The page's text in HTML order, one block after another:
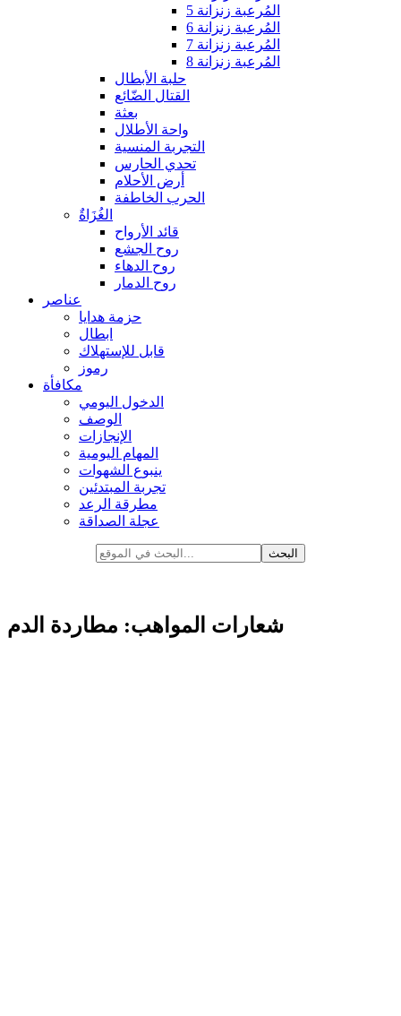
المُرعبة زنزانة 5
المُرعبة زنزانة 6
المُرعبة زنزانة 7
المُرعبة زنزانة 8
حلبة الأبطال
القتال الضّائع
بعثة
واحة الأطلال
التجربة المنسية
تحدي الحارس
أرض الأحلام
الحرب الخاطفة
الغُزَاةٌ
قائد الأرواح
روح الجشع
روح الدهاء
روح الدمار
عناصر
حزمة هدايا
ابطال
قابل للإستهلاك
رموز
مكافأة
الدخول اليومي
الوصف
الإنجازات
المهام اليومية
ينبوع الشهوات
تجربة المبتدئين
مطرقة الرعد
عجلة الصداقة
شعارات المواهب: مطاردة الدم